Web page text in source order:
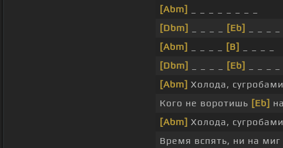
[Abm]
[Dbm]
[Eb]
[Abm]
[B]
[Dbm]
[Eb]
[Abm] Холода,
Кого не воротишь [Eb]
[Abm] Холода,
Время вспять, ни на миг